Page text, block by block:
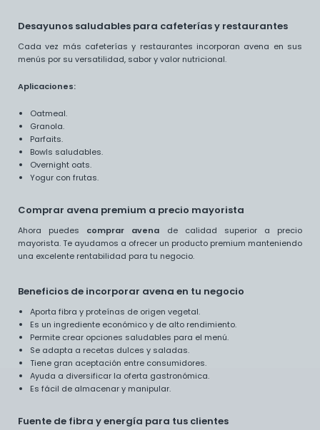
Desayunos saludables para cafeterías y restaurantes
Cada vez más cafeterías y restaurantes incorporan avena en sus
menús por su versatilidad, sabor y valor nutricional.
Aplicaciones:
Oatmeal.
Granola.
Parfaits.
Bowls saludables.
Overnight oats.
Yogur con frutas.
Comprar avena premium a precio mayorista
Ahora puedes comprar avena de calidad superior a precio
mayorista. Te ayudamos a ofrecer un producto premium manteniendo
una excelente rentabilidad para tu negocio.
Beneficios de incorporar avena en tu negocio
Aporta fibra y proteínas de origen vegetal.
Es un ingrediente económico y de alto rendimiento.
Permite crear opciones saludables para el menú.
Se adapta a recetas dulces y saladas.
Tiene gran aceptación entre consumidores.
Ayuda a diversificar la oferta gastronómica.
Es fácil de almacenar y manipular.
Fuente de fibra y energía para tus clientes